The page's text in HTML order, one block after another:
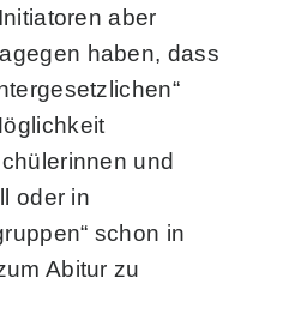
aber
haben, dass
und
oder in
schon in
Abitur zu